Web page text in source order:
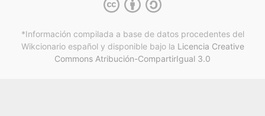
*Información compilada a base de datos procedentes del
Wikcionario español y disponible bajo la Licencia Creative
Commons Atribución-CompartirIgual 3.0